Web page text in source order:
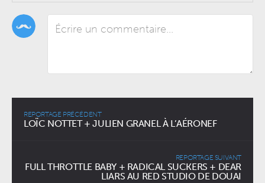
REPORTAGE PRÉCÉDENT
LOÏC NOTTET + JULIEN GRANEL À L’AÉRONEF
REPORTAGE SUIVANT
FULL THROTTLE BABY + RADICAL SUCKERS + DEAR
LIARS AU RED STUDIO DE DOUAI